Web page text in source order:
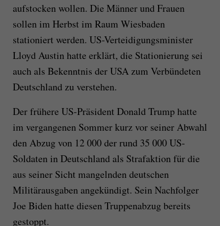
aufstocken wollen. Die Männer und Frauen
sollen im Herbst im Raum Wiesbaden
stationiert werden. US-Verteidigungsminister
Lloyd Austin hatte erklärt, die Stationierung sei
auch als Bekenntnis der USA zum Verbündeten
Deutschland zu verstehen.
Der frühere US-Präsident Donald Trump hatte
im vergangenen Sommer kurz vor seiner Abwahl
den Abzug von 12 000 der rund 35 000 US-
Soldaten in Deutschland als Strafaktion für die
aus seiner Sicht mangelnden deutschen
Militärausgaben angekündigt. Sein Nachfolger
Joe Biden hatte diesen Truppenabzug bereits
gestoppt.